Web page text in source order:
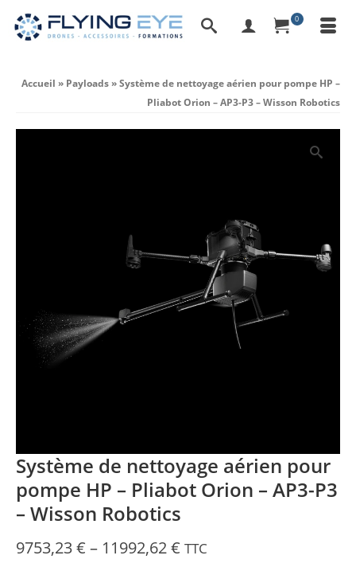
0
Accueil » Payloads»Système de nettoyage aérien pour pompe HP –
Pliabot Orion – AP3-P3 – Wisson Robotics
Système de nettoyage aérien pour
pompe HP – Pliabot Orion – AP3-P3
– Wisson Robotics
9753,23€ – 11992,62€ Price
TTC